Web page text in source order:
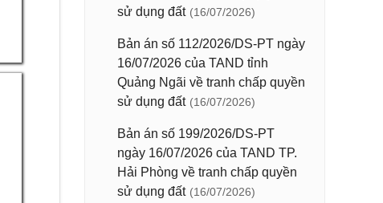
sử dụng đất (16/07/2026)
Bản án số 112/2026/DS-PT ngày
16/07/2026 của TAND tỉnh
Quảng Ngãi về tranh chấp quyền
sử dụng đất (16/07/2026)
Bản án số 199/2026/DS-PT
ngày 16/07/2026 của TAND TP.
Hải Phòng về tranh chấp quyền
sử dụng đất (16/07/2026)